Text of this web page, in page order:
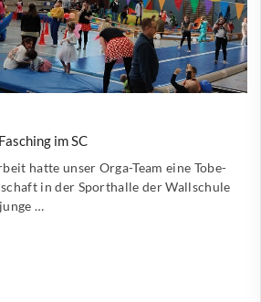
im SC
hatte unser Orga-Team eine Tobe-
in der Sporthalle der Wallschule
…